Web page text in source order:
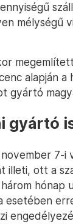
mélységű
alapján
gyártó
gyártó
7-
illeti, ott a
hónap
esetében